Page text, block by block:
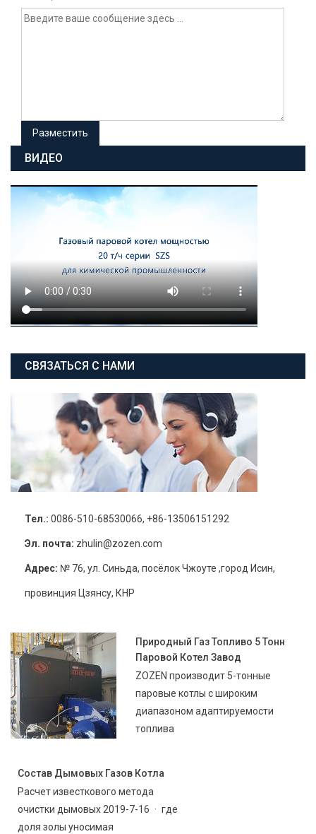
ВИДЕО
СВЯЗАТЬСЯ С НАМИ
Тел.: 0086-510-68530066, +86-13506151292
Эл. почта: zhulin@zozen.com
Адрес: № 76, ул. Синьда, посёлок Чжоуте ,город Исин,
провинция Цзянсу, КНР
Природный Газ Топливо 5 Тонн
Паровой Котел Завод
ZOZEN производит 5-тонные
паровые котлы с широким
диапазоном адаптируемости
топлива
Состав Дымовых Газов Котла
Расчет известкового метода
очистки дымовых 2019-7-16 · где
доля золы уносимая